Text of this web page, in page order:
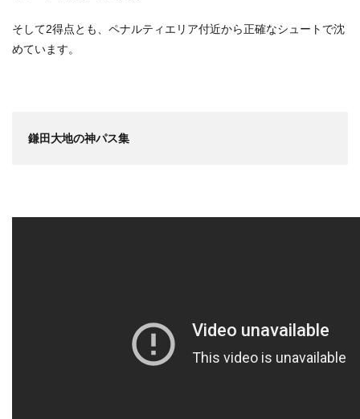
そして2得点とも、ペナルティエリア付近から正確なシュートで沈
めています。
鎌田大地の神パス集